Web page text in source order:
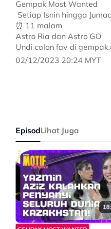
Gempak Most Wanted
Setiap Isnin hingga
⏰ 11 malam
Astro Ria dan Astro GO
Undi calon fav di
02/12/2023 20:24 MYT
EpisodLihat Juga